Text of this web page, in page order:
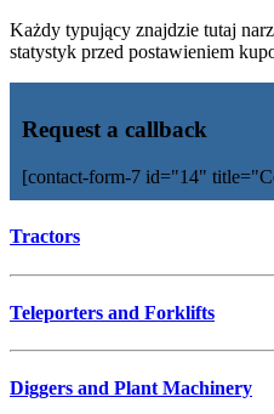
Każdy typujący znajdzie tutaj
statystyk przed postawieniem
Request a callback
[contact-form-7 id="14"
Tractors
Teleporters and Forklifts
Diggers and Plant Machinery